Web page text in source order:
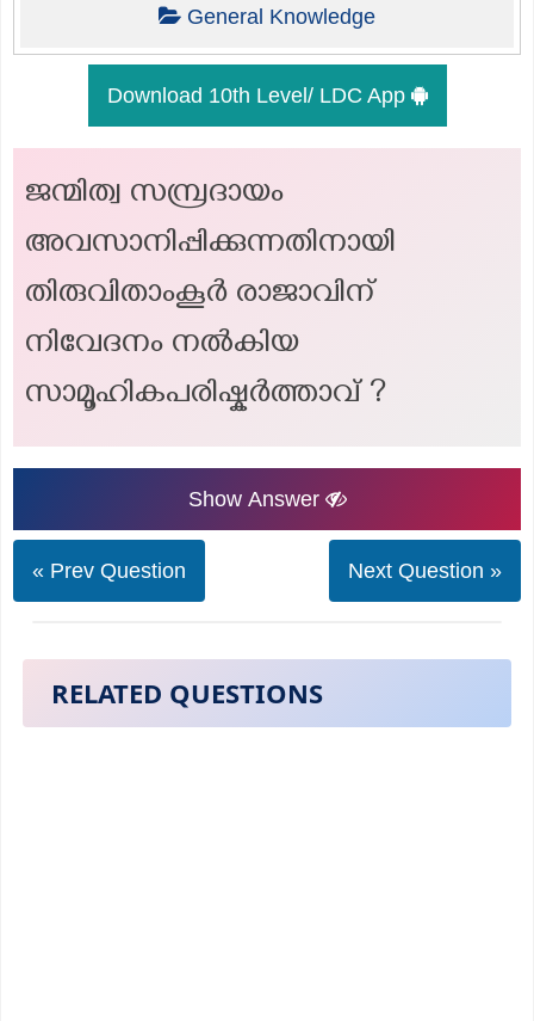
General Knowledge
Download 10th Level/ LDC App
ജന്മിത്വ സമ്പ്രദായം
അവസാനിപ്പിക്കുന്നതിനായി
തിരുവിതാംകൂർ രാജാവിന്
നിവേദനം നൽകിയ
സാമൂഹികപരിഷ്കർത്താവ് ?
Show Answer
« Prev Question Next Question »
RELATED QUESTIONS